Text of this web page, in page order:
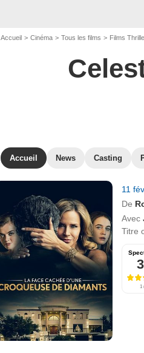
Accueil Cinéma Tous les films Films
Accueil News Casting
11
De
Avec
Titre
1